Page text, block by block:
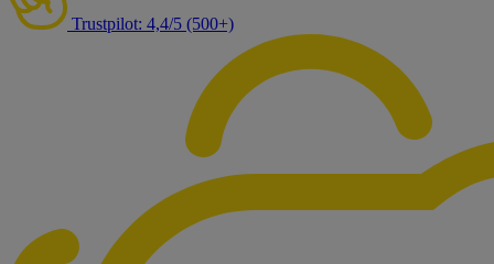
Trustpilot: 4,4/5 (500+)